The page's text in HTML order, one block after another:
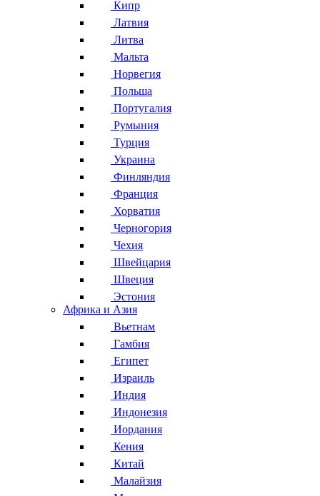
Кипр
Латвия
Литва
Мальта
Норвегия
Польша
Португалия
Румыния
Турция
Украина
Финляндия
Франция
Хорватия
Черногория
Чехия
Швейцария
Швеция
Эстония
Африка и Азия
Вьетнам
Гамбия
Египет
Израиль
Индия
Индонезия
Иордания
Кения
Китай
Малайзия